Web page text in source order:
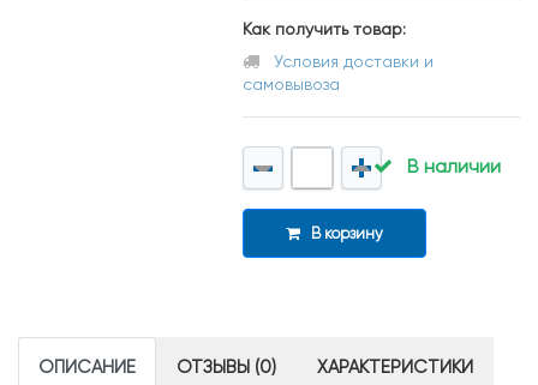
Как получить товар:
Условия доставки и
самовывоза
В наличии
В корзину
ОПИСАНИЕ ОТЗЫВЫ (0) ХАРАКТЕРИСТИКИ